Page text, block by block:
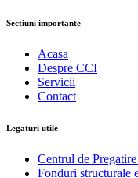
Sectiuni importante
Acasa
Despre CCI
Servicii
Contact
Legaturi utile
Centrul de
Fonduri structurale